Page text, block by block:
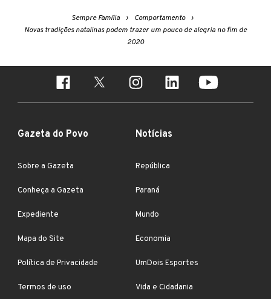
Sempre Família
Comportamento
Novas tradições natalinas podem trazer um pouco de alegria no fim de
2020
Gazeta do Povo
Sobre a Gazeta
Conheça a Gazeta
Expediente
Mapa do Site
Política de Privacidade
Termos de uso
Notícias
República
Paraná
Mundo
Economia
UmDois Esportes
Vida e Cidadania